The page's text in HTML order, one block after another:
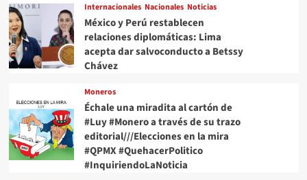
Internacionales Nacionales Noticias
México y Perú restablecen
relaciones diplomáticas: Lima
acepta dar salvoconducto a Betssy
Chávez
Moneros
Échale una miradita al cartón de
#Luy #Monero a través de su trazo
editorial///Elecciones en la mira
#QPMX #QuehacerPolitico
#InquiriendoLaNoticia